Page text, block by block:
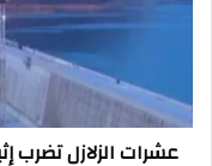
والسودان
من
سدعشرات الزلازل تضرب